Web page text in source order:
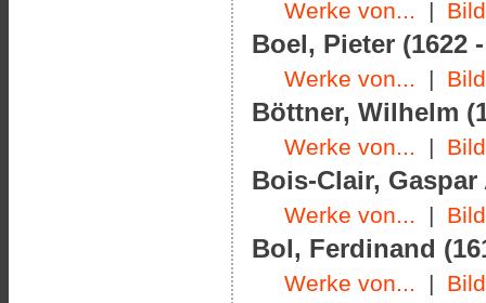
Werke von... |
Boel, Pieter (1622
Werke von... |
Böttner, Wilhelm
Werke von... |
Bois-Clair, Gaspar
Werke von... |
Bol, Ferdinand
Werke von... |